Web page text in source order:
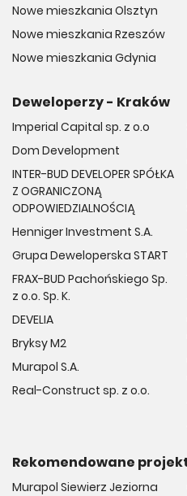
Nowe mieszkania Olsztyn
Nowe mieszkania Rzeszów
Nowe mieszkania Gdynia
Deweloperzy - Kraków
Imperial Capital sp. z o.o
Dom Development
INTER-BUD DEVELOPER SPÓŁKA
Z OGRANICZONĄ
ODPOWIEDZIALNOŚCIĄ
Henniger Investment S.A.
Grupa Deweloperska START
FRAX-BUD Pachońskiego Sp.
z o.o. Sp. K.
DEVELIA
Bryksy M2
Murapol S.A.
Real-Construct sp. z o.o.
Rekomendowane
Murapol Siewierz Jeziorna